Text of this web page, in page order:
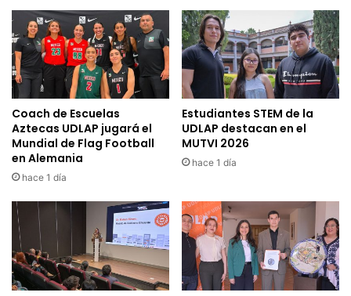
Coach de Escuelas
Aztecas UDLAP jugará el
Mundial de Flag Football
en Alemania
hace 1 día
Estudiantes STEM de la
UDLAP destacan en el
MUTVI 2026
hace 1 día